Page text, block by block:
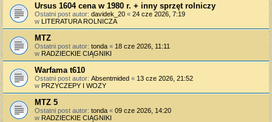
Ursus 1604 cena w 1980 r. + inny sprzęt rolniczy
Ostatni post autor: davidek_20 « 24 cze 2026, 7:19
w LITERATURA ROLNICZA
MTZ
Ostatni post autor: tonda « 18 cze 2026, 11:11
w RADZIECKIE CIĄGNIKI
Warfama t610
Ostatni post autor: Absentmided « 13 cze 2026, 21:52
w PRZYCZEPY I WOZY
MTZ 5
Ostatni post autor: tonda « 09 cze 2026, 14:20
w RADZIECKIE CIĄGNIKI